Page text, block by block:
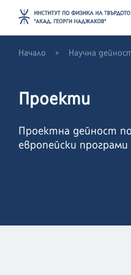
Начало > Научна
Проекти
Проектна дейност
европейски програми